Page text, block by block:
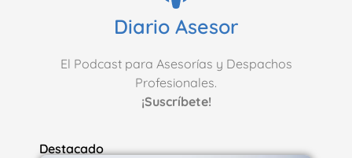
Diario Asesor
El Podcast para Asesorías y Despachos
Profesionales.
¡Suscríbete!
Destacado